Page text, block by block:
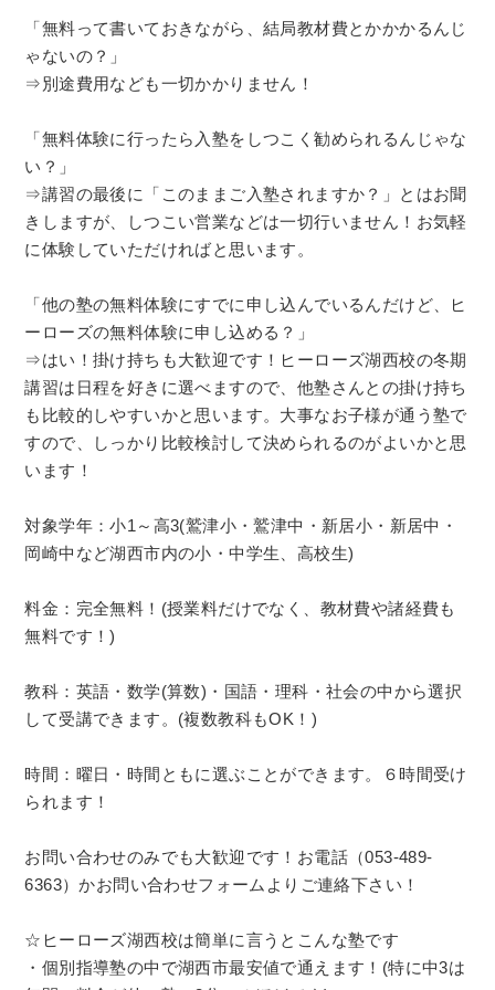
「無料って書いておきながら、結局教材費とかかかるんじ
ゃないの？」
⇒別途費用なども一切かかりません！
「無料体験に行ったら入塾をしつこく勧められるんじゃな
い？」
⇒講習の最後に「このままご入塾されますか？」とはお聞
きしますが、しつこい営業などは一切行いません！お気軽
に体験していただければと思います。
「他の塾の無料体験にすでに申し込んでいるんだけど、ヒ
ーローズの無料体験に申し込める？」
⇒はい！掛け持ちも大歓迎です！ヒーローズ湖西校の冬期
講習は日程を好きに選べますので、他塾さんとの掛け持ち
も比較的しやすいかと思います。大事なお子様が通う塾で
すので、しっかり比較検討して決められるのがよいかと思
います！
対象学年：小1～高3(鷲津小・鷲津中・新居小・新居中・
岡崎中など湖西市内の小・中学生、高校生)
料金：完全無料！(授業料だけでなく、教材費や諸経費も
無料です！)
教科：英語・数学(算数)・国語・理科・社会の中から選択
して受講できます。(複数教科もOK！)
時間：曜日・時間ともに選ぶことができます。６時間受け
られます！
お問い合わせのみでも大歓迎です！お電話（053-489-
6363）かお問い合わせフォームよりご連絡下さい！
☆ヒーローズ湖西校は簡単に言うとこんな塾です
・個別指導塾の中で湖西市最安値で通えます！(特に中3は